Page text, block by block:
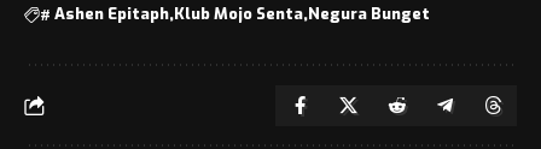
# Ashen Epitaph Klub Mojo Senta Negura Bunget